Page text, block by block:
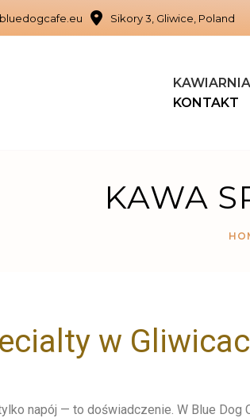
Sikory 3, Gliwice, Poland
KAWIARNIA
KONTAKT
KAWA
w
napój — to doświadczenie. W Blue